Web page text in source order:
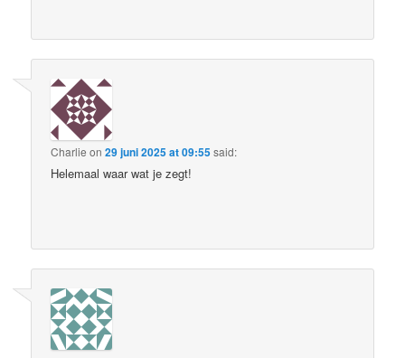
Charlie on29 juni 2025 at 09:55said:
Helemaal waar wat je zegt!